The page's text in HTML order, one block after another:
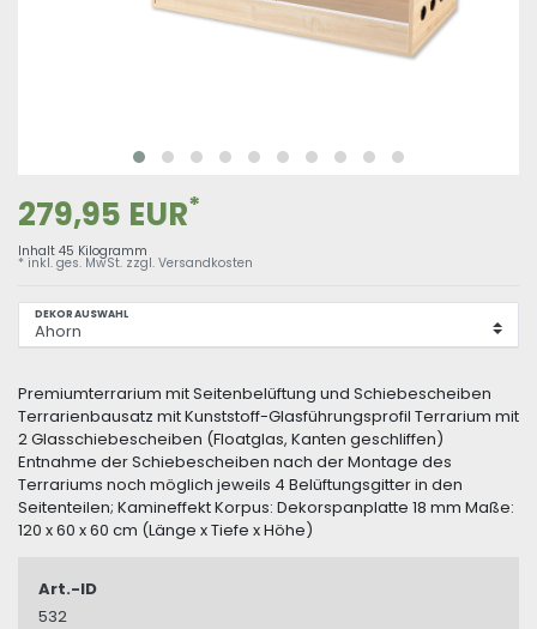
279,95 EUR*
Inhalt 45 Kilogramm
* inkl. ges. MwSt. zzgl. Versandkosten
DEKORAUSWAHL
Premiumterrarium mit Seitenbelüftung und Schiebescheiben
Terrarienbausatz mit Kunststoff-Glasführungsprofil Terrarium mit
2 Glasschiebescheiben (Floatglas, Kanten geschliffen)
Entnahme der Schiebescheiben nach der Montage des
Terrariums noch möglich jeweils 4 Belüftungsgitter in den
Seitenteilen; Kamineffekt Korpus: Dekorspanplatte 18 mm Maße:
120 x 60 x 60 cm (Länge x Tiefe x Höhe)
Art.-ID
532